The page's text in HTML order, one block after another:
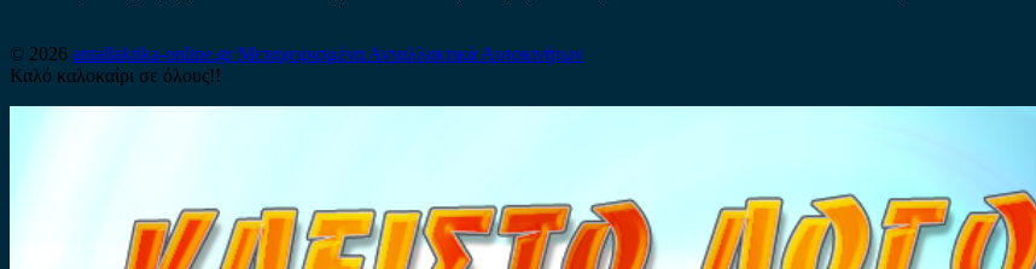
© 2026 antallaktika-online.grΜεταχειρισμένα Ανταλλακτικά Αυτοκινήτων
Καλό καλοκαίρι σε όλους!!